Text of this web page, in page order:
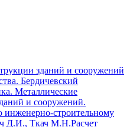
зданий и сооружений
Бердичевский
Металлические
и сооружений.
инженерно-строительному
Д.И., Ткач М.Н.Расчет